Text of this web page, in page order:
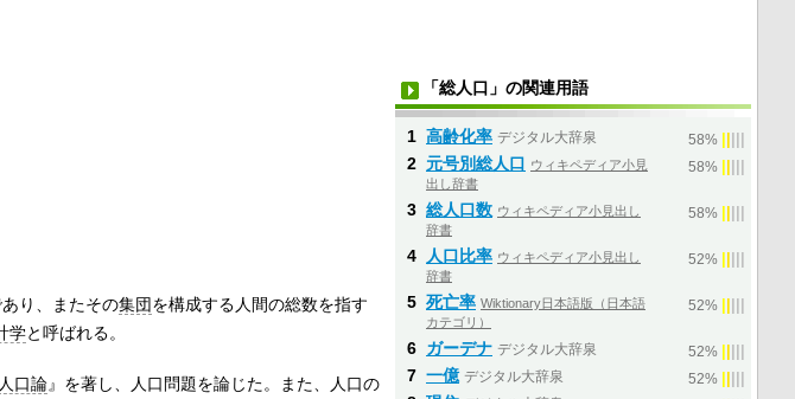
り、またその集団を構成する人間の総数を指す
学と呼ばれる。
人口論』を著し、人口問題を論じた。また、人口の
「総人口」の関連用語
1 高齢化率 デジタル大辞泉 58%
2 元号別総人口 ウィキペディア小見
出し辞書
58%
3 総人口数 ウィキペディア小見出し
辞書
58%
4 人口比率 ウィキペディア小見出し
辞書
52%
5 死亡率 Wiktionary日本語版（日本語
カテゴリ）
52%
6 ガーデナ デジタル大辞泉 52%
7 一億 デジタル大辞泉 52%